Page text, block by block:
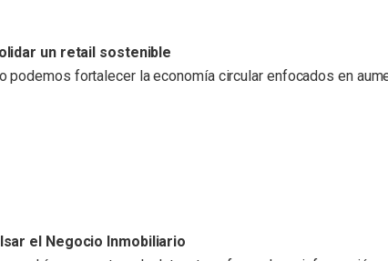
un retail sostenible
podemos fortalecer la economía circular enfocados en
el Negocio Inmobiliario